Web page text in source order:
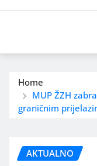
Home
MUP ŽZH
graničnim
AKTUALNO